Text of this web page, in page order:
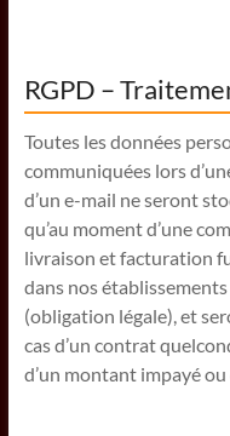
RGPD –
Toutes les données
communiquées lors
d’un e-mail ne seront
qu’au moment d’une
livraison et facturation
dans nos
(obligation légale), et
cas d’un contrat
d’un montant impayé